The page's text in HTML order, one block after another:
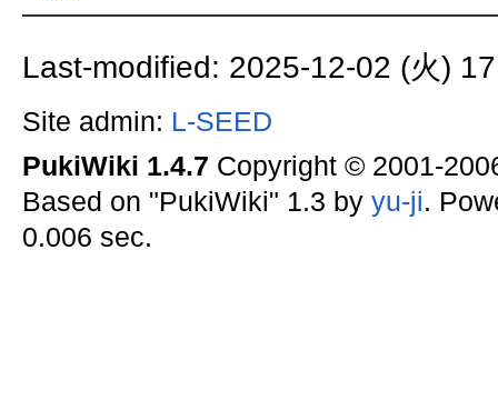
Last-modified: 2025-12-02 (火)
Site admin: L-SEED
PukiWiki 1.4.7 Copyright © 2001-
Based on "PukiWiki" 1.3 by yu-ji.
0.006 sec.